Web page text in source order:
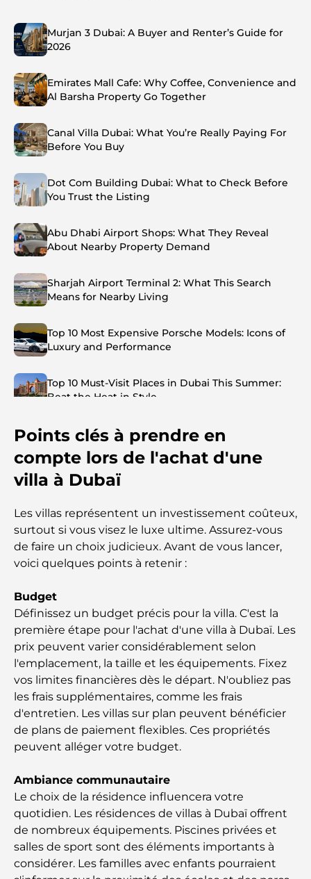
Murjan 3 Dubai: A Buyer and Renter’s Guide for
2026
Emirates Mall Cafe: Why Coffee, Convenience and
Al Barsha Property Go Together
Canal Villa Dubai: What You’re Really Paying For
Before You Buy
Dot Com Building Dubai: What to Check Before
You Trust the Listing
Abu Dhabi Airport Shops: What They Reveal
About Nearby Property Demand
Sharjah Airport Terminal 2: What This Search
Means for Nearby Living
Top 10 Most Expensive Porsche Models: Icons of
Luxury and Performance
Top 10 Must-Visit Places in Dubai This Summer:
Beat the Heat in Style
Top 7 Busiest Airports in the World: Hub of Global
Abu Dhabi vs Dubai: A Practical Comparison for
Best Schools in Downtown Dubai: A Guide for
Families
profiter de la chaleur
Cadeaux de luxe pour hommes : des idées de
présents attentionnés et intemporels
Écoles à proximité de Palm Jumeirah : un guide
complet pour les familles
Les meilleurs hôtels de Business Bay, à Dubaï :
votre guide ultime
Les meilleurs cafés avec vue à Dubaï : un parfait
mélange de saveurs et de paysages
Restaurants avec vue sur le Burj Al Arab :
Expériences gastronomiques exceptionnelles à
Dubaï
Points clés à prendre en
compte lors de l'achat d'une
villa à Dubaï
Les villas représentent un investissement coûteux,
surtout si vous visez le luxe ultime. Assurez-vous
de faire un choix judicieux. Avant de vous lancer,
voici quelques points à retenir :
Budget
Définissez un budget précis pour la villa. C'est la
première étape pour l'achat d'une villa à Dubaï. Les
prix peuvent varier considérablement selon
l'emplacement, la taille et les équipements. Fixez
vos limites financières dès le départ. N'oubliez pas
les frais supplémentaires, comme les frais
d'entretien. Les villas sur plan peuvent bénéficier
de plans de paiement flexibles. Ces propriétés
peuvent alléger votre budget.
Ambiance communautaire
Le choix de la résidence influencera votre
quotidien. Les résidences de villas à Dubaï offrent
de nombreux équipements. Piscines privées et
salles de sport sont des éléments importants à
considérer. Les familles avec enfants pourraient